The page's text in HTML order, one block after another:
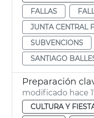
FALLAS
JUNTA CENTRAL
SUBVENCIONS
SANTIAGO
Preparación
modificado hace
CULTURA Y